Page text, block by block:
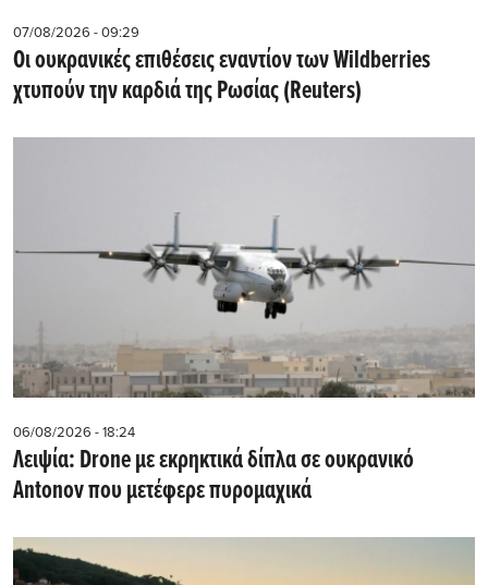
07/08/2026 - 09:29
Οι ουκρανικές επιθέσεις εναντίον των Wildberries
χτυπούν την καρδιά της Ρωσίας (Reuters)
06/08/2026 - 18:24
Λειψία: Drone με εκρηκτικά δίπλα σε ουκρανικό
Antonov που μετέφερε πυρομαχικά